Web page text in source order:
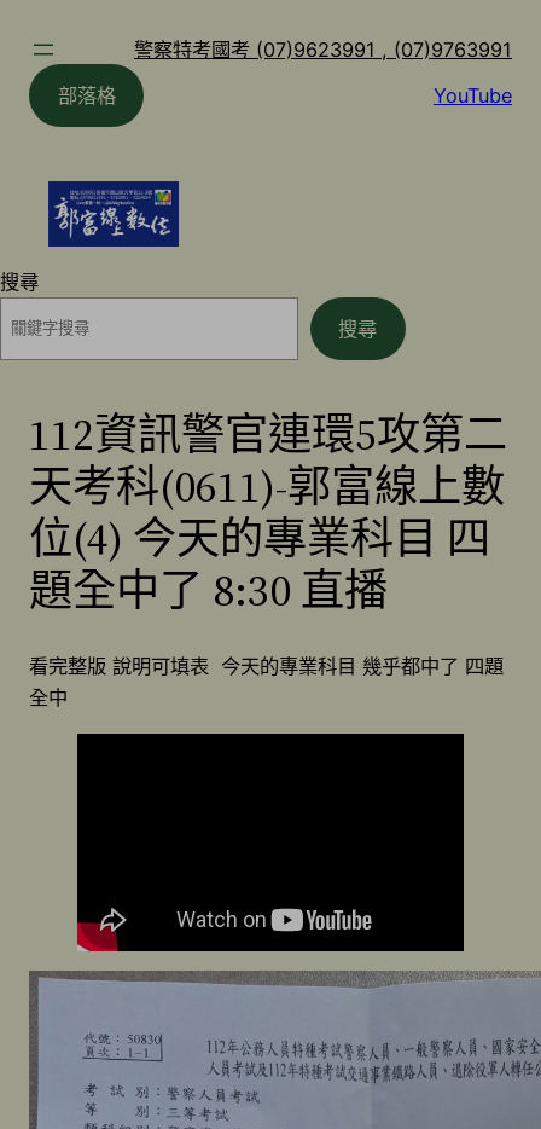
警察特考國考 (07)9623991 , (07)9763991
部落格
YouTube
搜尋
搜尋
112資訊警官連環5攻第二
天考科(0611)-郭富線上數
位(4) 今天的專業科目 四
題全中了 8:30 直播
看完整版 說明可填表 今天的專業科目 幾乎都中了 四題
全中